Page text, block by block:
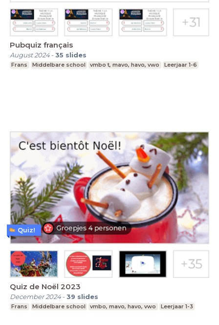
Pubquiz français
August 2024-35 slides
Frans Middelbare school vmbo t, mavo, havo, vwo Leerjaar 1-6
Quiz de Noël 2023
December 2024-39 slides
Frans Middelbare school vmbo, mavo, havo, vwo Leerjaar 1-3
Quiz!